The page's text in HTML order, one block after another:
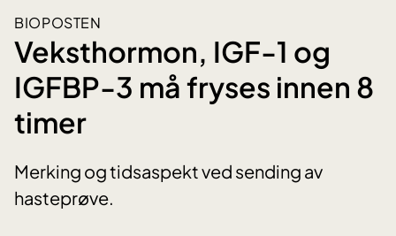
BIOPOSTEN
Veksthormon, IGF-1 og
IGFBP-3 må fryses innen 8
timer
Merking og tidsaspekt ved sending av
hasteprøve.